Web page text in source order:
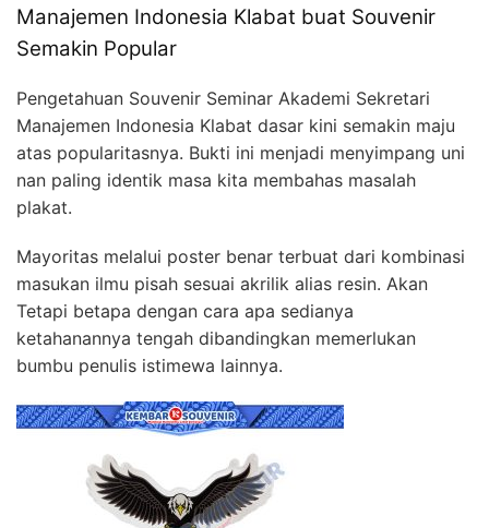
Manajemen Indonesia Klabat buat Souvenir
Semakin Popular
Pengetahuan Souvenir Seminar Akademi Sekretari
Manajemen Indonesia Klabat dasar kini semakin maju
atas popularitasnya. Bukti ini menjadi menyimpang uni
nan paling identik masa kita membahas masalah
plakat.
Mayoritas melalui poster benar terbuat dari kombinasi
masukan ilmu pisah sesuai akrilik alias resin. Akan
Tetapi betapa dengan cara apa sedianya
ketahanannya tengah dibandingkan memerlukan
bumbu penulis istimewa lainnya.